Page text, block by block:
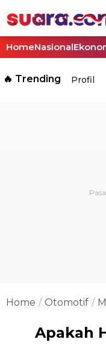
HomeNasional
🔥 Trending Profil
Home Otomotif
Apakah